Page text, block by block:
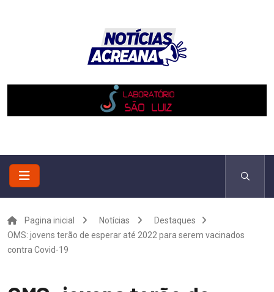
Pagina inicial Notícias
Destaques
OMS: jovens terão de esperar até 2022 para serem vacinados
contra Covid-19